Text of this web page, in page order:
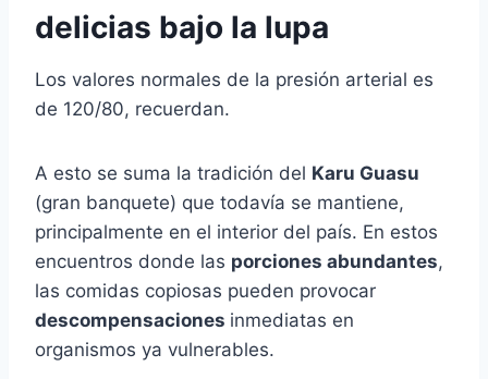
delicias bajo la lupa
Los valores normales de la presión arterial es
de 120/80, recuerdan.
A esto se suma la tradición del Karu Guasu
(gran banquete) que todavía se mantiene,
principalmente en el interior del país. En estos
encuentros donde las porciones abundantes,
las comidas copiosas pueden provocar
descompensaciones inmediatas en
organismos ya vulnerables.